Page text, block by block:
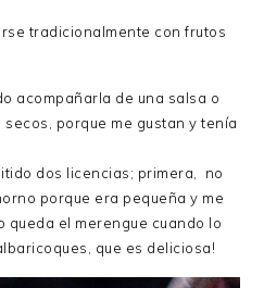
tradicionalmente con frutos
acompañarla de una salsa o
porque me gustan y tenía
dos licencias; primera, no
porque era pequeña y me
queda el merengue cuando lo
que es deliciosa!